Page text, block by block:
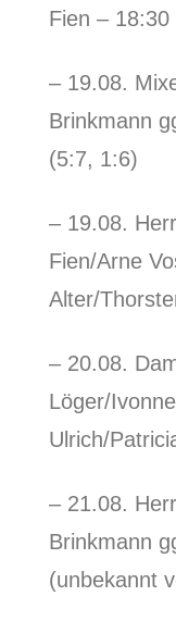
Fien –
– 19.08.
Brinkmann
(5:7, 1:6)
– 19.08.
Fien/Arne
Alter/
– 20.08.
Löger/
Ulrich/
– 21.08.
Brinkmann
(unbekannt